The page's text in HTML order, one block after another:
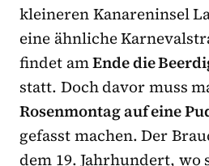
kleineren Kanareninsel
eine ähnliche
findet amEnde die
statt. Doch davor muss
Rosenmontag auf eine
gefasst machen. Der
dem 19. Jahrhundert, wo